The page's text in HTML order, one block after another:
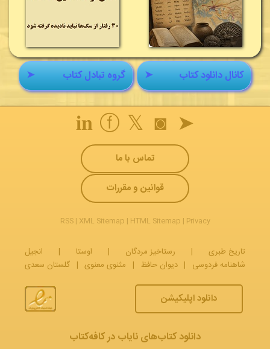
➤ گروه تبادل کتاب ➤ کانال دانلود کتاب
➤
◙
𝕏
ⓕ
𝐢𝐧
تماس با ما
قوانین و مقررات
RSS| XML Sitemap | HTML Sitemap | Privacy
تاریخ طبری | رستاخیز مردگان | اوستا |
انجیل
شاهنامه فردوسی | دیوان حافظ | مثنوی معنوی | گلستان سعدی
دانلود اپلیکیشن
دانلود کتاب‌های نایاب در کافه‌کتاب